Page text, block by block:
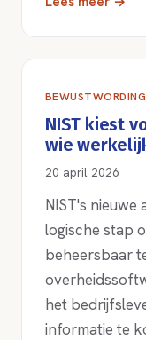
BEWUSTWORDING
NIST kiest
wie
20 april 2026
NIST's nieuwe
logische stap
beheersbaar
het
informatie te